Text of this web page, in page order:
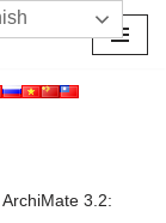
3.2: